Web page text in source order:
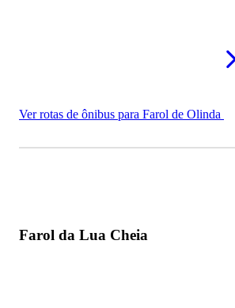
Ver rotas de ônibus para Farol de Olinda
Farol da Lua Cheia